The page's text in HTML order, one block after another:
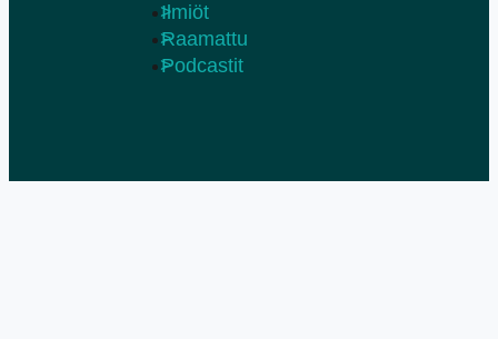
Ilmiöt
Raamattu
Podcastit